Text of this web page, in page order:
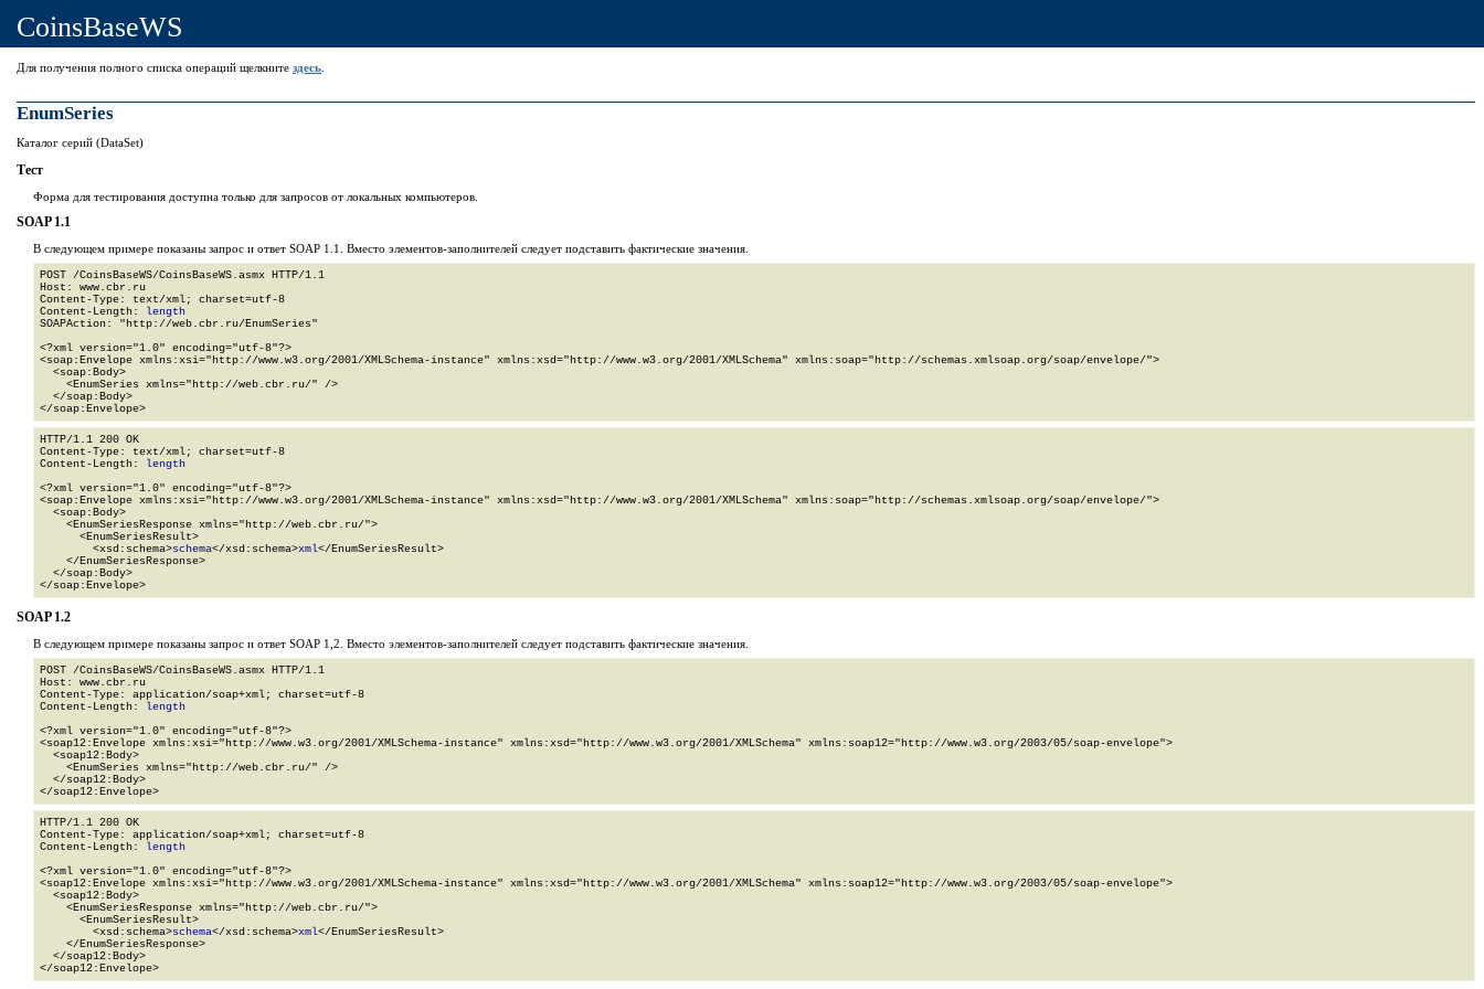
CoinsBaseWS
Для получения полного списка операций щелкните здесь
EnumSeries
Каталог серий (DataSet)
Тест
Форма для тестирования доступна только для запросов от локальных компьютеров.
SOAP 1.1
В следующем примере показаны запрос и ответ SOAP 1.1. Вместо элементов-заполнителей следует подставить фактические значения.
POST /CoinsBaseWS/CoinsBaseWS.asmx HTTP/1.1
Host: www.cbr.ru
Content-Type: text/xml; charset=utf-8
Content-Length: length
SOAPAction: "http://web.cbr.ru/EnumSeries"
<?xml version="1.0" encoding="utf-8"?>
<soap:Envelope xmlns:xsi="http://www.w3.org/2001/XMLSchema-instance" xmlns:xsd="http://www.w3.org/2001/XMLSchema" xmlns:soap="http://schemas.xmlsoap.org/soap/envelope/">
  <soap:Body>
    <EnumSeries xmlns="http://web.cbr.ru/" />
  </soap:Body>
</soap:Envelope>
HTTP/1.1 200 OK
Content-Type: text/xml; charset=utf-8
Content-Length: length
<?xml version="1.0" encoding="utf-8"?>
<soap:Envelope xmlns:xsi="http://www.w3.org/2001/XMLSchema-instance" xmlns:xsd="http://www.w3.org/2001/XMLSchema" xmlns:soap="http://schemas.xmlsoap.org/soap/envelope/">
  <soap:Body>
    <EnumSeriesResponse xmlns="http://web.cbr.ru/">
      <EnumSeriesResult>
        <xsd:schema>
schema</xsd:schema>xml</EnumSeriesResult>
    </EnumSeriesResponse>
  </soap:Body>
</soap:Envelope>
SOAP 1.2
В следующем примере показаны запрос и ответ SOAP 1,2. Вместо элементов-заполнителей следует подставить фактические значения.
POST /CoinsBaseWS/CoinsBaseWS.asmx HTTP/1.1
Host: www.cbr.ru
Content-Type: application/soap+xml; charset=utf-8
Content-Length: length
<?xml version="1.0" encoding="utf-8"?>
<soap12:Envelope xmlns:xsi="http://www.w3.org/2001/XMLSchema-instance" xmlns:xsd="http://www.w3.org/2001/XMLSchema" xmlns:soap12="http://www.w3.org/2003/05/soap-envelope">
  <soap12:Body>
    <EnumSeries xmlns="http://web.cbr.ru/" />
  </soap12:Body>
</soap12:Envelope>
HTTP/1.1 200 OK
Content-Type: application/soap+xml; charset=utf-8
Content-Length: length
<?xml version="1.0" encoding="utf-8"?>
<soap12:Envelope xmlns:xsi="http://www.w3.org/2001/XMLSchema-instance" xmlns:xsd="http://www.w3.org/2001/XMLSchema" xmlns:soap12="http://www.w3.org/2003/05/soap-envelope">
  <soap12:Body>
    <EnumSeriesResponse xmlns="http://web.cbr.ru/">
      <EnumSeriesResult>
        <xsd:schema>
schema</xsd:schema>xml</EnumSeriesResult>
    </EnumSeriesResponse>
  </soap12:Body>
</soap12:Envelope>